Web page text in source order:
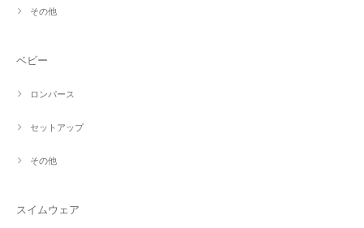
その他
ベビー
ロンパース
セットアップ
その他
スイムウェア